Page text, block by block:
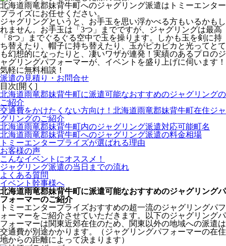
北海道雨竜郡妹背牛町へのジャグリング派遣はトミーエンター
プライズにお任せください。
ジャグリングというと、お手玉を思い浮かべる方もいるかもし
れません。お手玉は「3つ」までですが、ジャグリングは最高
「8つ」までぐるぐる空中で玉を操ります。しかも玉を剣に持
ち替えたり、帽子に持ち替えたり、玉がピカピカと光ってとて
も幻想的になったりと、凄いワザが連発！ 実績のあるプロのジ
ャグリングパフォーマーが、イベントを盛り上げに伺います！
気軽に無料相談！
派遣の見積り・お問合せ
目次[開く ]
北海道雨竜郡妹背牛町に派遣可能なおすすめのジャグリングの
ご紹介
交通費をかけたくない方向け！北海道雨竜郡妹背牛町在住ジャ
グリングのご紹介
北海道雨竜郡妹背牛町内のジャグリング派遣対応可能町名
北海道雨竜郡妹背牛町へのジャグリング派遣の料金相場
トミーエンタープライズが選ばれる理由
お客様の声
こんなイベントにオススメ！
ジャグリング派遣の当日までの流れ
よくある質問
イベント幹事様へ
北海道雨竜郡妹背牛町に派遣可能なおすすめのジャグリングパ
フォーマーのご紹介
トミーエンタープライズおすすめの超一流のジャグリングパフ
ォーマーをご紹介させていただきます。以下のジャグリングパ
フォーマーは関東近郊在住のため、関東以外の地域への派遣は
交通費が別途かかります。（ジャグリングパフォーマーの在住
地からの距離によって決まります）